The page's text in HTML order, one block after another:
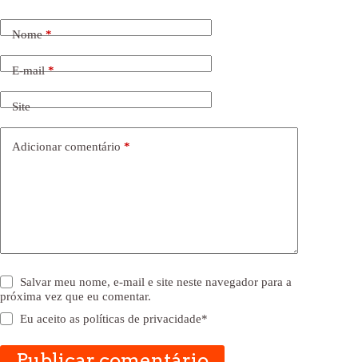
Nome*
E-mail*
Site
Adicionar comentário *
Salvar meu nome, e-mail e site neste navegador para a
próxima vez que eu comentar.
Eu aceito aspolíticas de privacidade*